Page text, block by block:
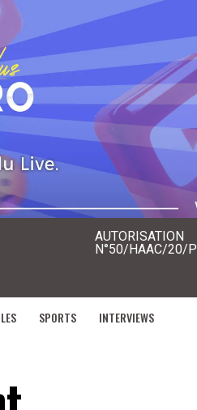
AUTORISATION
N°50/HAAC/20/P
SPORTS INTERVIEWS